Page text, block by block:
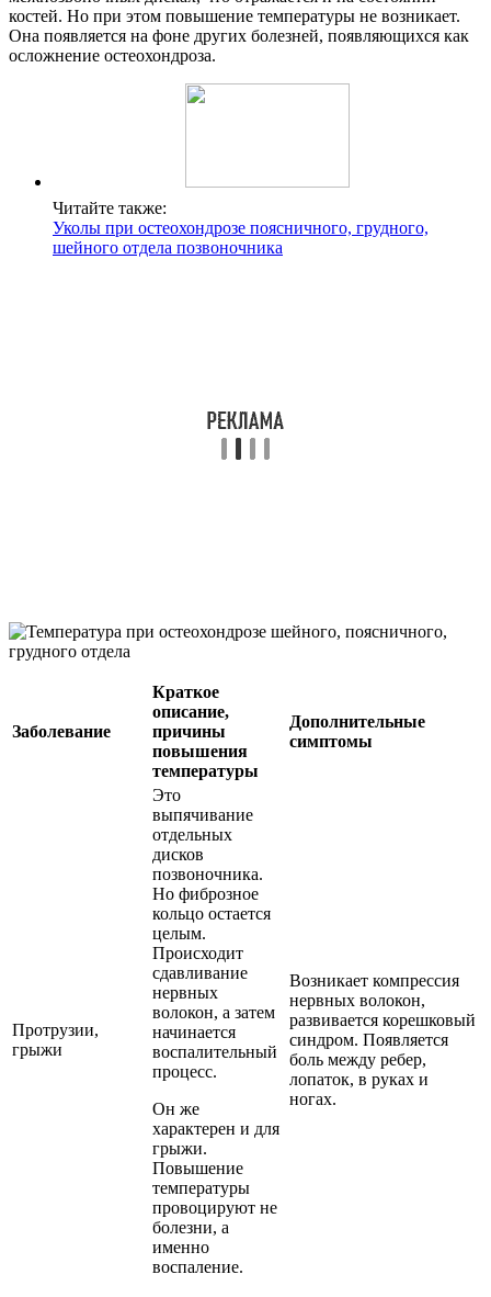
костей. Но при этом повышение температуры не возникает.
Она появляется на фоне других болезней, появляющихся как
осложнение остеохондроза.
Читайте также:
Уколы при остеохондрозе поясничного, грудного,
шейного отдела позвоночника
Заболевание
Краткое
описание,
причины
повышения
температуры
Дополнительные
симптомы
Протрузии,
грыжи
Это
выпячивание
отдельных
дисков
позвоночника.
Но фиброзное
кольцо остается
целым.
Происходит
сдавливание
нервных
волокон, а затем
начинается
воспалительный
процесс.
Он же
характерен и для
грыжи.
Повышение
температуры
провоцируют не
болезни, а
именно
воспаление.
Возникает компрессия
нервных волокон,
развивается корешковый
синдром. Появляется
боль между ребер,
лопаток, в руках и
ногах.